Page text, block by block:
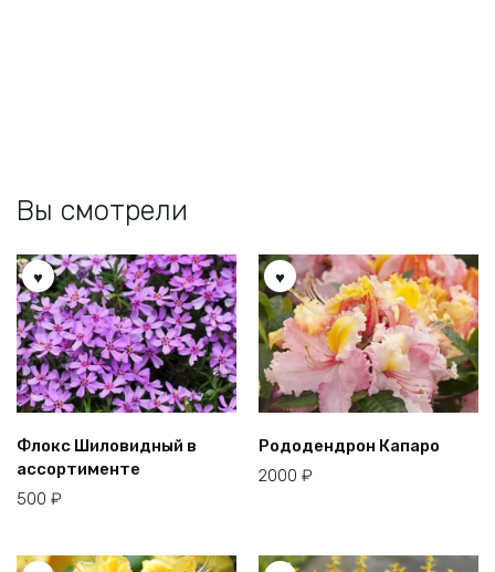
Вы смотрели
Флокс Шиловидный в
ассортименте
500 ₽
Рододендрон Капаро
2000 ₽